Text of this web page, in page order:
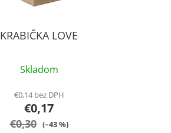
KRABIČKA LOVE
Skladom
€0,14 bez DPH
€0,17
€0,30 (–43 %)